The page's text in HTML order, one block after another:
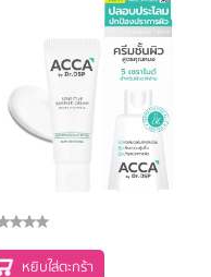
หยิบใส่ตะกร้า